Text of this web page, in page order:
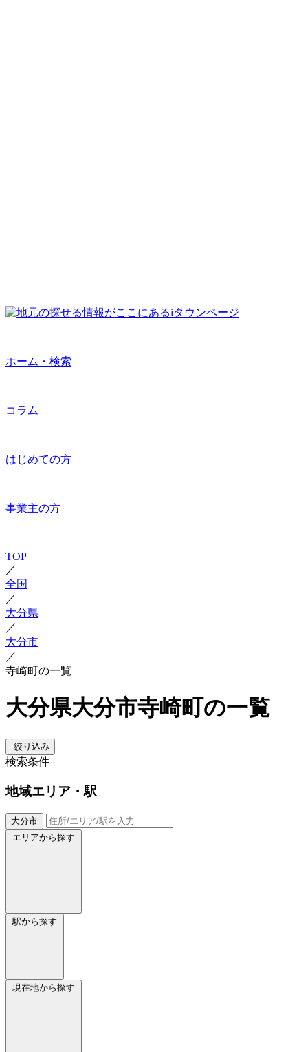
ホーム・検索
コラム
はじめての方
事業主の方
TOP
／
全国
／
大分県
／
大分市
／
寺崎町の一覧
大分県大分市寺崎町の一覧
絞り込み
検索条件
地域エリア・駅
大分市
エリアから探す
駅から探す
現在地から探す